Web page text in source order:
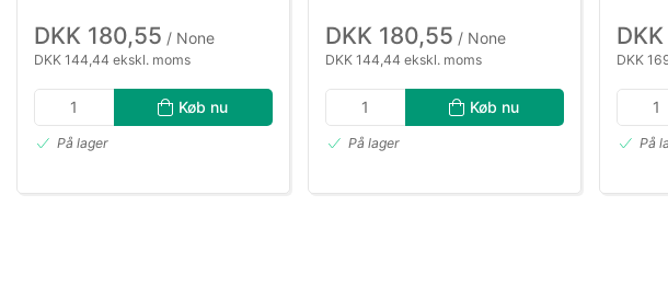
DKK 180,55 / None
DKK 144,44 ekskl. moms
Køb nu
På lager
DKK 180,55 / None
DKK 144,44 ekskl. moms
Køb nu
På lager
DKK
På